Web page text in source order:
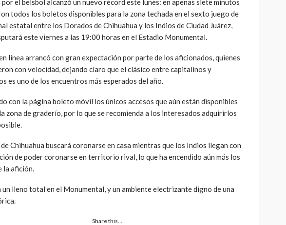
por el beisbol alcanzó un nuevo récord este lunes: en apenas siete minutos
todos los boletos disponibles para la zona techada en el sexto juego de
estatal entre los Dorados de Chihuahua y los Indios de Ciudad Juárez,
este viernes a las 19:00 horas en el Estadio Monumental.
línea arrancó con gran expectación por parte de los aficionados, quienes
con velocidad, dejando claro que el clásico entre capitalinos y
es uno de los encuentros más esperados del año.
con la página boleto móvil los únicos accesos que aún están disponibles
zona de graderío, por lo que se recomienda a los interesados adquirirlos
Chihuahua buscará coronarse en casa mientras que los Indios llegan con
de poder coronarse en territorio rival, lo que ha encendido aún más los
la afición.
un lleno total en el Monumental, y un ambiente electrizante digno de una
Share this…